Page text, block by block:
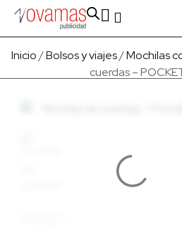
Inicio/Bolsos y viajes/Mochilas
cuerdas –